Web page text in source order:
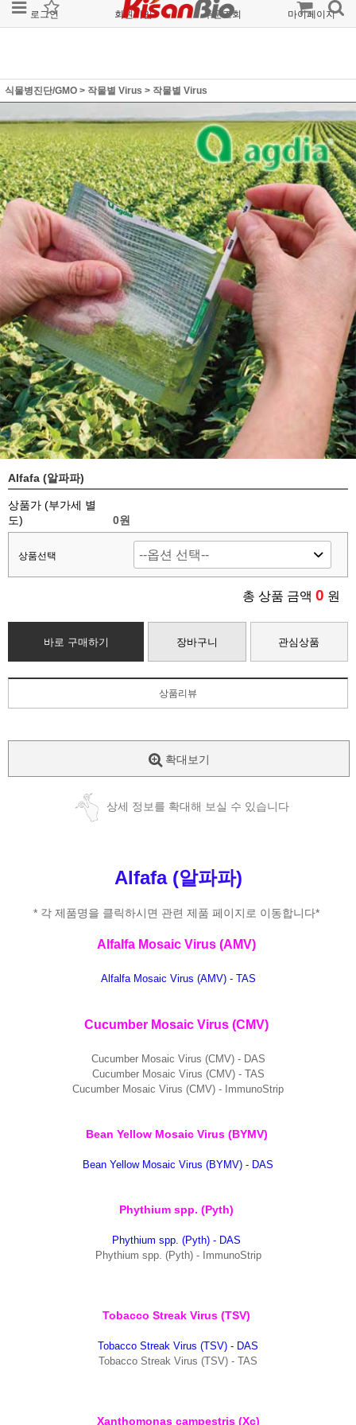
로그인 회원가입 주문조회 마이페이지
식물병진단/GMO > 작물별 Virus > 작물별 Virus
Alfafa (알파파)
상품가 (부가세 별
도)
0원
상품선택
총 상품 금액 0 원
바로 구매하기 장바구니 관심상품
상품리뷰
확대보기
상세 정보를 확대해 보실 수 있습니다
Alfafa (알파파)
* 각 제품명을 클릭하시면 관련 제품 페이지로 이동합니다*
Alfalfa Mosaic Virus (AMV)
Alfalfa Mosaic Virus (AMV) - TAS
Cucumber Mosaic Virus (CMV)
Cucumber Mosaic Virus (CMV) - DAS
Cucumber Mosaic Virus (CMV) - TAS
Cucumber Mosaic Virus (CMV) - ImmunoStrip
Bean Yellow Mosaic Virus (BYMV)
Bean Yellow Mosaic Virus (BYMV) - DAS
Phythium spp. (Pyth)
Phythium spp. (Pyth) - DAS
Phythium spp. (Pyth) - ImmunoStrip
Tobacco Streak Virus (TSV)
Tobacco Streak Virus (TSV) - DAS
Tobacco Streak Virus (TSV) - TAS
Xanthomonas campestris (Xc)